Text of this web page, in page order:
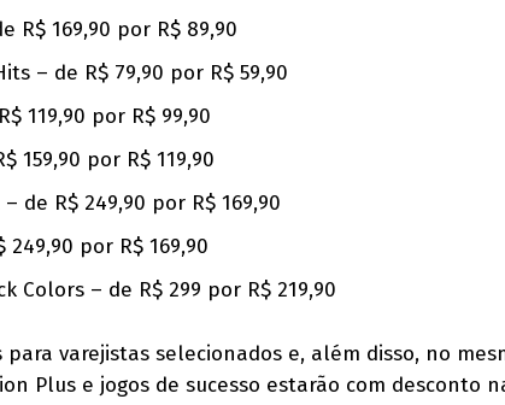
R$ 169,90 por R$ 89,90
– de R$ 79,90 por R$ 59,90
119,90 por R$ 99,90
159,90 por R$ 119,90
de R$ 249,90 por R$ 169,90
249,90 por R$ 169,90
Colors – de R$ 299 por R$ 219,90
para varejistas selecionados e, além disso, no
Plus e jogos de sucesso estarão com desconto